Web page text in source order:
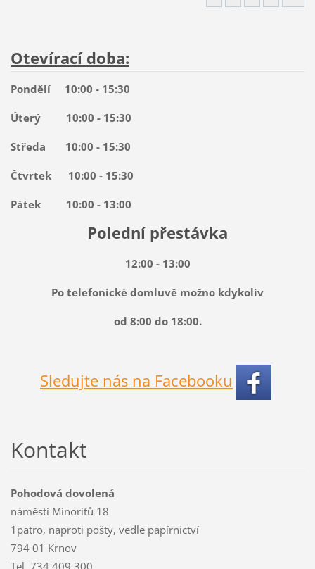
Otevírací doba:
Pondělí 10:00 - 15:30
Úterý 10:00 - 15:30
Středa 10:00 - 15:30
Čtvrtek 10:00 - 15:30
Pátek 10:00 - 13:00
Polední přestávka
12:00 - 13:00
Po telefonické domluvě možno kdykoliv
od 8:00 do 18:00.
Sledujte nás na Facebooku
Kontakt
Pohodová dovolená
náměstí Minoritů 18
1patro, naproti pošty, vedle papírnictví
794 01 Krnov